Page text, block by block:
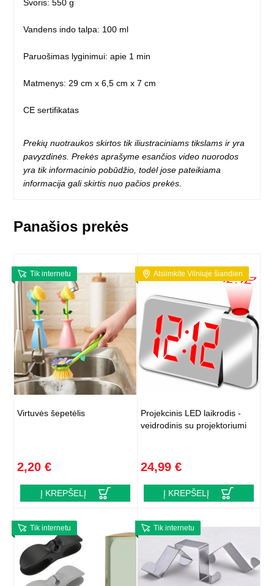
Svoris: 550 g
Vandens indo talpa: 100 ml
Paruošimas lyginimui: apie 1 min
Matmenys: 29 cm x 6,5 cm x 7 cm
CE sertifikatas
Prekių nuotraukos skirtos tik iliustraciniams tikslams ir yra
pavyzdinės. Prekės aprašyme esančios video nuorodos
yra tik informacinio pobūdžio, todėl jose pateikiama
informacija gali skirtis nuo pačios prekės.
Panašios prekės
Tik internetu
Virtuvės šepetėlis
2,20 €
Į KREPŠELĮ
Atsiimkite Vilniuje šiandien
Projekcinis LED laikrodis -
veidrodinis su projektoriumi
24,99 €
Į KREPŠELĮ
Tik internetu Tik internetu